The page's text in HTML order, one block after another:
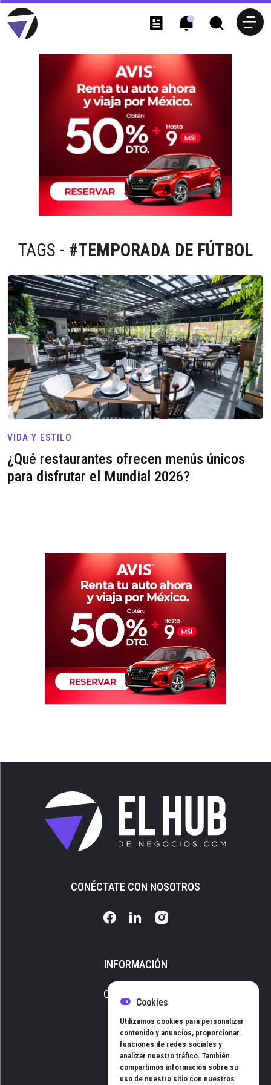
TAGS - #TEMPORADA DE FÚTBOL
VIDA Y ESTILO
¿Qué restaurantes ofrecen menús únicos
para disfrutar el Mundial 2026?
INFORMACIÓN
Quiénes somos
Newsletter
Contacto
CONÉCTATE CON NOSOTROS
Cookies
Utilizamos cookies para personalizar
contenido y anuncios, proporcionar
funciones de redes sociales y
analizar nuestro tráfico. También
compartimos información sobre su
uso de nuestro sitio con nuestros